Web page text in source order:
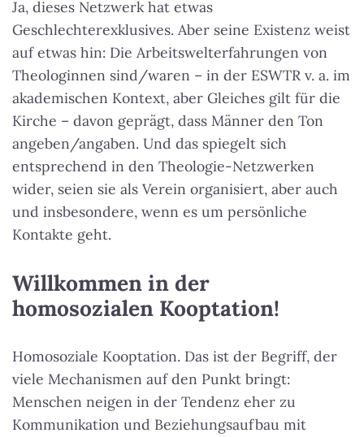
Ja, dieses Netzwerk hat etwas
Geschlechterexklusives. Aber seine Existenz weist
auf etwas hin: Die Arbeitswelterfahrungen von
Theologinnen sind/waren – in der ESWTR v. a. im
akademischen Kontext, aber Gleiches gilt für die
Kirche – davon geprägt, dass Männer den Ton
angeben/angaben. Und das spiegelt sich
entsprechend in den Theologie-Netzwerken
wider, seien sie als Verein organisiert, aber auch
und insbesondere, wenn es um persönliche
Kontakte geht.
Willkommen in der
homosozialen Kooptation!
Homosoziale Kooptation. Das ist der Begriff, der
viele Mechanismen auf den Punkt bringt:
Menschen neigen in der Tendenz eher zu
Kommunikation und Beziehungsaufbau mit